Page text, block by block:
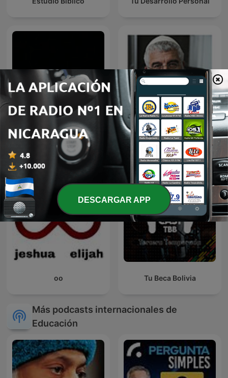
los panchos שיחות הרן
oo Tu Beca Bolivia
Más podcasts internacionales de
Educación
DESCARGAR APP